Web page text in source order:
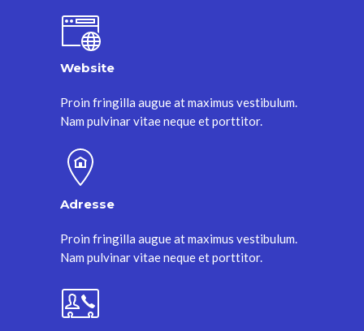
Website
Proin fringilla augue at maximus vestibulum.
Nam pulvinar vitae neque et porttitor.
Adresse
Proin fringilla augue at maximus vestibulum.
Nam pulvinar vitae neque et porttitor.